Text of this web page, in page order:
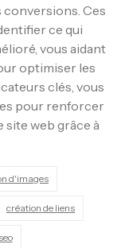
Ces
ce qui
vous aidant
optimiser les
clés, vous
pour renforcer
web grâce à
d'images
création de liens